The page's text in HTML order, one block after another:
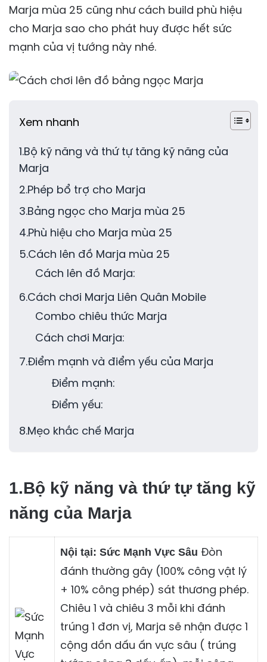
Marja mùa 25 cũng như cách build phù hiệu
cho Marja sao cho phát huy được hết sức
mạnh của vị tướng này nhé.
Xem nhanh
1.Bộ kỹ năng và thứ tự tăng kỹ năng của
Marja
2.Phép bổ trợ cho Marja
3.Bảng ngọc cho Marja mùa 25
4.Phù hiệu cho Marja mùa 25
5.Cách lên đồ Marja mùa 25
Cách lên đồ Marja:
6.Cách chơi Marja Liên Quân Mobile
Combo chiêu thức Marja
Cách chơi Marja:
7.Điểm mạnh và điểm yếu của Marja
Điểm mạnh:
Điểm yếu:
8.Mẹo khắc chế Marja
1.Bộ kỹ năng và thứ tự tăng kỹ
năng của Marja
Nội tại: Sức Mạnh Vực Sâu Đòn
đánh thường gây (100% công vật lý
+ 10% công phép) sát thương phép.
Chiêu 1 và chiêu 3 mỗi khi đánh
trúng 1 đơn vị, Marja sẽ nhận được 1
cộng dồn dấu ấn vực sâu ( trúng